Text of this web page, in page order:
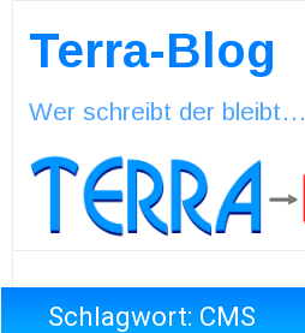
Terra-Blog
Wer schreibt der bleibt…
Schlagwort: CMS